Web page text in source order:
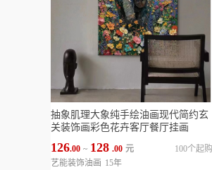
抽象肌理大象纯手绘油画现代简约玄
关装饰画彩色花卉客厅餐厅挂画
126.00 ~ 128 .00 元
100个起购
艺能装饰油画 15年